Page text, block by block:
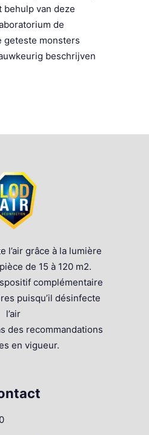
behulp van deze
de
geteste monsters
beschrijven
l’air grâce à la lumière
de 15 à 120 m2.
complémentaire
puisqu’il désinfecte
l’air
des recommandations
en vigueur.